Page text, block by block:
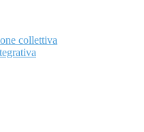
collettiva